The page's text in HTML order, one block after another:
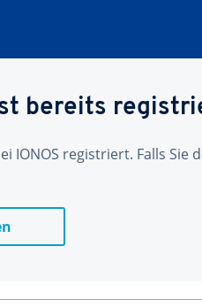
bereits
IONOS registriert. Falls